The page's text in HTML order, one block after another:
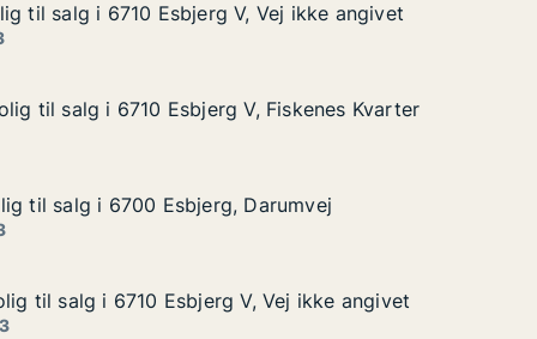
ikke angivet
Esbjerg V, Vej ikke angivet
til salg i 6710 Esbjerg V, Vej ikke angivet
til salg i 6710 Esbjerg V, Vej ikke angivet
Kvarter
6710 Esbjerg V, Fiskenes Kvarter
til salg i 6710 Esbjerg V, Fiskenes Kvarter
til salg i 6710 Esbjerg V, Fiskenes Kvarter
6700 Esbjerg, Darumvej
til salg i 6700 Esbjerg, Darumvej
til salg i 6700 Esbjerg, Darumvej
ikke angivet
6710 Esbjerg V, Vej ikke angivet
til salg i 6710 Esbjerg V, Vej ikke angivet
til salg i 6710 Esbjerg V, Vej ikke angivet